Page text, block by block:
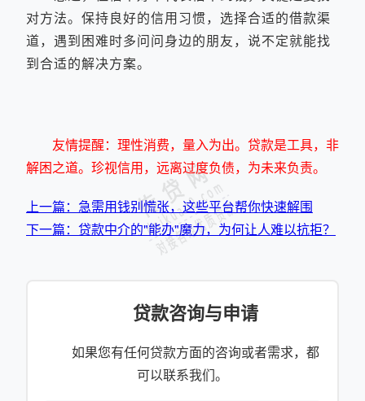
对方法。保持良好的信用习惯，选择合适的借款渠
道，遇到困难时多问问身边的朋友，说不定就能找
到合适的解决方案。
友情提醒：理性消费，量入为出。贷款是工具，非
解困之道。珍视信用，远离过度负债，为未来负责。
上一篇：急需用钱别慌张，这些平台帮你快速解围
下一篇：贷款中介的"能办"魔力，为何让人难以抗拒？
贷款咨询与申请
如果您有任何贷款方面的咨询或者需求，都
可以联系我们。